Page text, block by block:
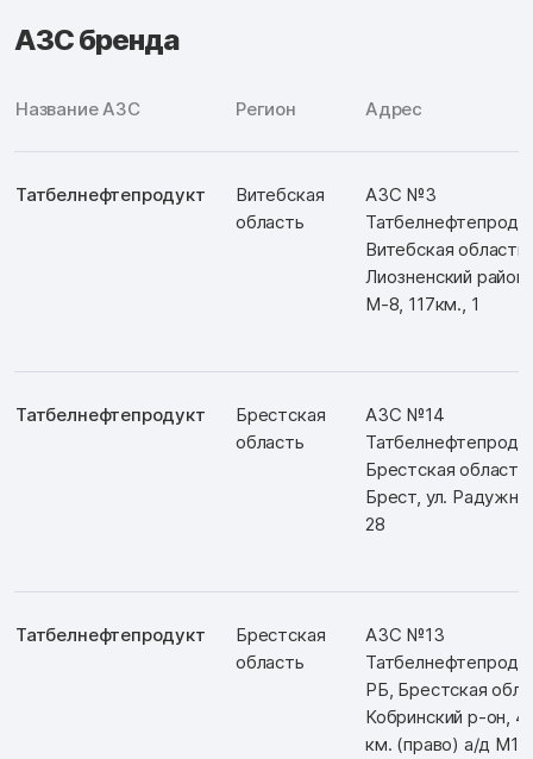
АЗС бренда
Название АЗС Регион Адрес
Татбелнефтепродукт
Витебская
область
АЗС №3
Витебская область,
Лиозненский район,
М-8, 117км., 1
Татбелнефтепродукт
Брестская
область
АЗС №14
Брестская
Брест, ул.
28
Татбелнефтепродукт
Брестская
область
АЗС №13
РБ, Брестская обл.,
Кобринский р-он,
км. (право) а/д М1/